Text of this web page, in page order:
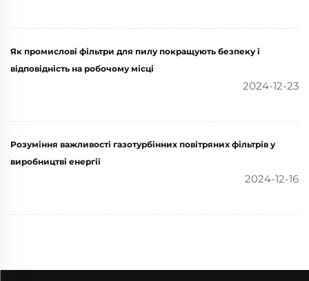
Як промислові фільтри для пилу покращують безпеку і
відповідність на робочому місці
2024-12-23
Розуміння важливості газотурбінних повітряних фільтрів у
виробництві енергії
2024-12-16